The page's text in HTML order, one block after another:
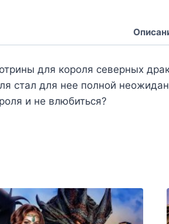
для короля северных
стал для нее полной
и не влюбиться?